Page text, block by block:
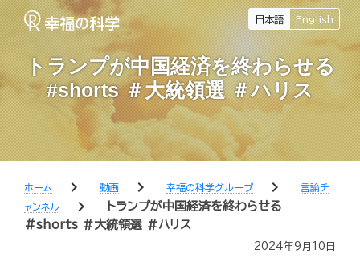
日本語 English
トランプが中国経済を終わらせる
#shorts ＃大統領選 ＃ハリス
ホーム chevron_right 動画 chevron_right 幸福の科学グループ chevron_right
言論チ
ャンネル
chevron_right
トランプが中国経済を終わらせる
#shorts ＃大統領選 ＃ハリス
2024年9月10日